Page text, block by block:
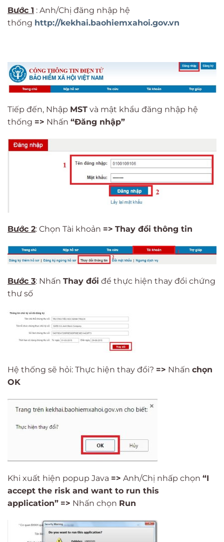
Bước 1 : Anh/Chị đăng nhập hệ
thống http://kekhai.baohiemxahoi.gov.vn
Tiếp đến, Nhập MST và mật khẩu đăng nhập hệ
thống => Nhấn “Đăng nhập”
Bước 2: Chọn Tài khoản => Thay đổi thông tin
Bước 3: Nhấn Thay đổi để thực hiện thay đổi chứng
thư số
Hệ thống sẽ hỏi: Thực hiện thay đổi? => Nhấn chọn
OK
Khi xuất hiện popup Java => Anh/Chị nhấp chọn “I
accept the risk and want to run this
application” => Nhấn chọn Run